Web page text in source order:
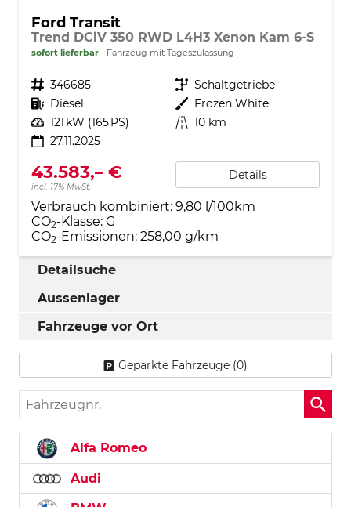
Ford Transit
Trend DCiV 350 RWD L4H3 Xenon Kam 6-S
sofort lieferbar Fahrzeug mit Tageszulassung
Fahrzeugnr. 346685 Getriebe Schaltgetriebe
Kraftstoff Diesel Außenfarbe Frozen White
Leistung 121 kW (165 PS) Kilometerstand 10 km
27.11.2025
43.583,– €
incl. 17% MwSt.
Details
Verbrauch kombiniert: 9,80 l/100km
CO2-Klasse: G
CO2-Emissionen: 258,00 g/km
Detailsuche
Aussenlager
Fahrzeuge vor Ort
Geparkte Fahrzeuge (0)
Fahrzeugnr.
Alfa Romeo
Audi